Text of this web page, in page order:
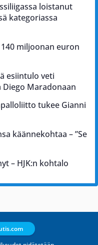
loistanut
kategoriassa
miljoonan euron
esiintulo veti
Maradonaan
tukee Gianni
käännekohtaa – ”Se
– HJK:n kohtalo